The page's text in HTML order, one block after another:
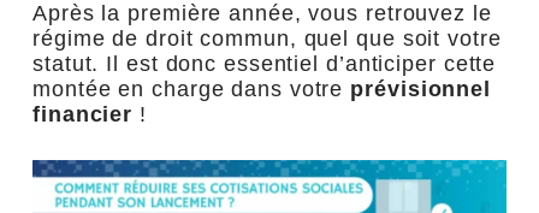
Après la première année, vous retrouvez le
régime de droit commun, quel que soit votre
statut. Il est donc essentiel d’anticiper cette
montée en charge dans votre prévisionnel
financier !